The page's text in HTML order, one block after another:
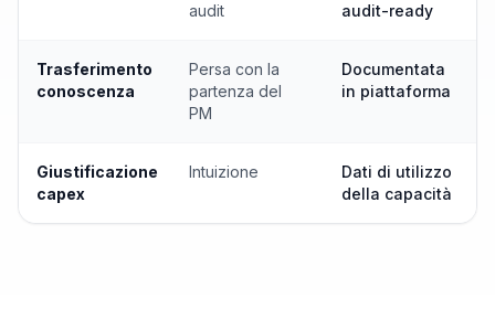
audit
audit-ready
Trasferimento
conoscenza
Persa con la
partenza del
PM
Documentata
in piattaforma
Giustificazione
capex
Intuizione
Dati di utilizzo
della capacità